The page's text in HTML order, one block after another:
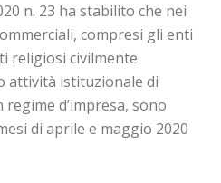
n. 23 ha stabilito che nei
compresi gli enti
religiosi civilmente
attività istituzionale di
d’impresa, sono
di aprile e maggio 2020